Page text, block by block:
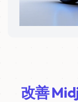
改善